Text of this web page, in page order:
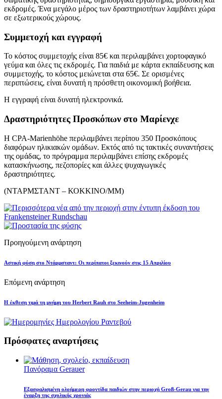
εκδρομές. Ένα μεγάλο μέρος των δραστηριοτήτων λαμβάνει χώρα
σε εξωτερικούς χώρους.
Συμμετοχή και εγγραφή
Το κόστος συμμετοχής είναι 85€ και περιλαμβάνει χορτοφαγικό
γεύμα και όλες τις εκδρομές. Για παιδιά με κάρτα εκπαίδευσης και
συμμετοχής, το κόστος μειώνεται στα 65€. Σε ορισμένες
περιπτώσεις, είναι δυνατή η πρόσθετη οικονομική βοήθεια.
Η εγγραφή είναι δυνατή ηλεκτρονικά.
Δραστηριότητες Προσκόπων στο Μαρίενχε
Η CPA-Marienhöhe περιλαμβάνει περίπου 350 Προσκόπους
διαφόρων ηλικιακών ομάδων. Εκτός από τις τακτικές συναντήσεις
της ομάδας, το πρόγραμμα περιλαμβάνει επίσης εκδρομές
κατασκήνωσης, πεζοπορίες και άλλες ψυχαγωγικές
δραστηριότητες.
(ΝΤΑΡΜΣΤΑΝΤ – ΚΟΚΚΙΝΟ/ΜΜ)
Προηγούμενη ανάρτηση
Αστική φύση στο Ντάρμσταντ: Οι περίπατοι ξεκινούν στις 15 Απριλίου
Επόμενη ανάρτηση
Η έκθεση τιμά τη μνήμη του Herbert Rauh στο Seeheim-Jugenheim
Πρόσφατες αναρτήσεις
Πανόραμα Gerauer
Εξασφαλισμένη ολοήμερη φροντίδα παιδιών στην περιοχή Groß-Gerau για την
έναρξη της σχολικής χρονιάς